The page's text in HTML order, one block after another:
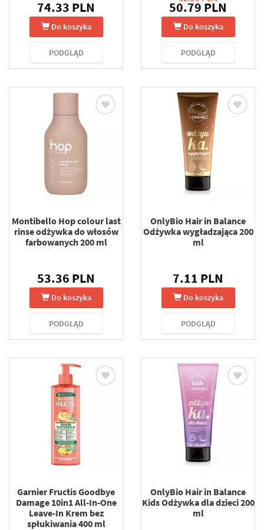
74.33 PLN
Do koszyka
PODGLĄD
50.79 PLN
Do koszyka
PODGLĄD
Montibello Hop colour last
rinse odżywka do włosów
farbowanych 200 ml
53.36 PLN
Do koszyka
PODGLĄD
OnlyBio Hair in Balance
Odżywka wygładzająca 200
ml
7.11 PLN
Do koszyka
PODGLĄD
Garnier Fructis Goodbye
Damage 10in1 All-In-One
Leave-In Krem bez
spłukiwania 400 ml
OnlyBio Hair in Balance
Kids Odżywka dla dzieci 200
ml